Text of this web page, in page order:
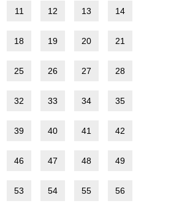
11 12 13 14
18 19 20 21
25 26 27 28
32 33 34 35
39 40 41 42
46 47 48 49
53 54 55 56